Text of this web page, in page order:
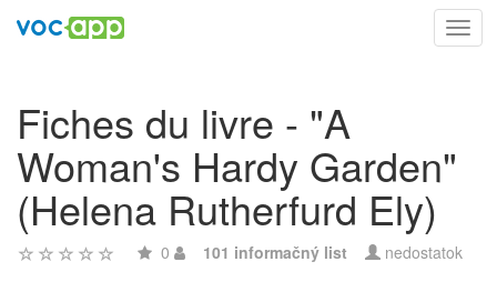
Fiches du livre - "A
Woman's Hardy Garden"
(Helena Rutherfurd Ely)
0 101 informačný list nedostatok